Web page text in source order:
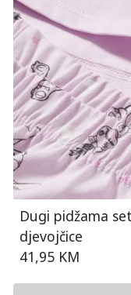
Dugi pidžama
djevojčice
41,95 KM